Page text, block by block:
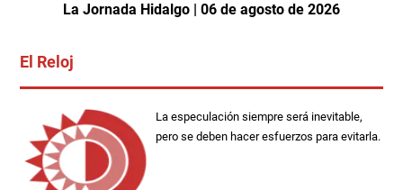
La Jornada Hidalgo | 06 de agosto de 2026
El Reloj
La especulación siempre será inevitable,
pero se deben hacer esfuerzos para evitarla.